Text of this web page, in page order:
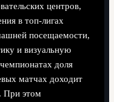
центров,
в топ‑лигах
посещаемости,
и визуальную
доля
матчах доходит
При этом